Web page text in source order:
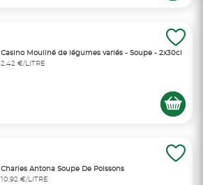
Casino Mouliné de légumes variés - Soupe - 2x30cl
2,42 €/LITRE
Charles Antona Soupe De Poissons
10,92 €/LITRE